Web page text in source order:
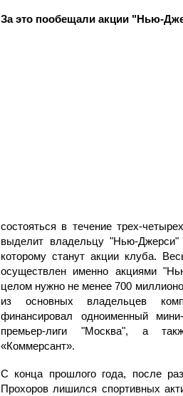
За это пообещали акции "Нью-
состояться в течение трех-
выделит владельцу "Нью-
которому станут акции клуба.
осуществлен именно акциями
целом нужно не менее 700
из основных владельцев
финансировал одноименный
премьер-лиги "Москва", а
«Коммерсант».
С конца прошлого года, после
Прохоров лишился спортивных